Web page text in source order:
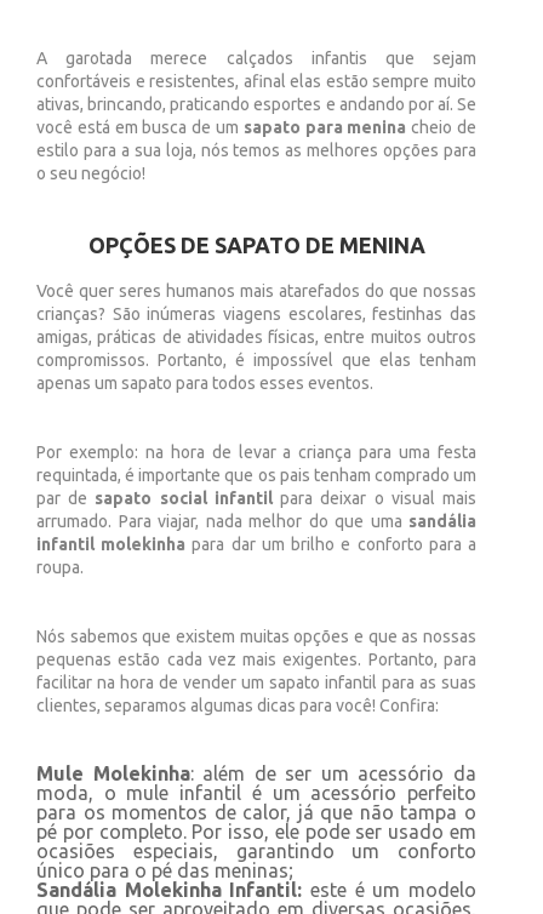
A garotada merece calçados infantis que sejam
confortáveis e resistentes, afinal elas estão sempre muito
ativas, brincando, praticando esportes e andando por aí. Se
você está em busca de um sapato para menina cheio de
estilo para a sua loja, nós temos as melhores opções para
o seu negócio!
OPÇÕES DE SAPATO DE MENINA
Você quer seres humanos mais atarefados do que nossas
crianças? São inúmeras viagens escolares, festinhas das
amigas, práticas de atividades físicas, entre muitos outros
compromissos. Portanto, é impossível que elas tenham
apenas um sapato para todos esses eventos.
Por exemplo: na hora de levar a criança para uma festa
requintada, é importante que os pais tenham comprado um
par de sapato social infantilpara deixar o visual mais
arrumado. Para viajar, nada melhor do que uma sandália
infantil molekinha para dar um brilho e conforto para a
roupa.
Nós sabemos que existem muitas opções e que as nossas
pequenas estão cada vez mais exigentes. Portanto, para
facilitar na hora de vender um sapato infantil para as suas
clientes, separamos algumas dicas para você! Confira:
Mule Molekinha: além de ser um acessório da
moda, o mule infantil é um acessório perfeito
para os momentos de calor, já que não tampa o
pé por completo. Por isso, ele pode ser usado em
ocasiões especiais, garantindo um conforto
único para o pé das meninas;
Sandália Molekinha Infantil: este é um modelo
que pode ser aproveitado em diversas ocasiões,